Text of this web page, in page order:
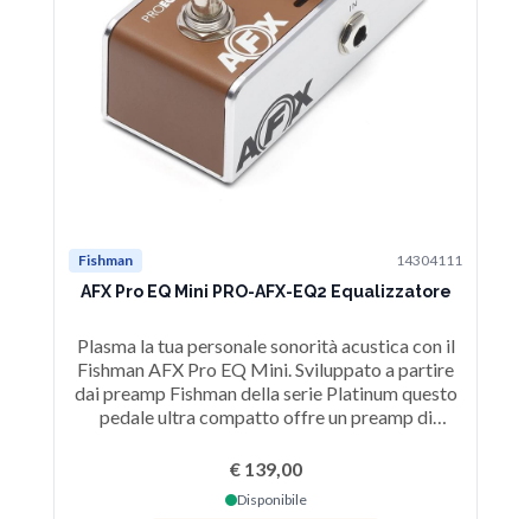
Fishman 14304111
AFX Pro EQ Mini PRO-AFX-EQ2 Equalizzatore
Plasma la tua personale sonorità acustica con il
Fishman AFX Pro EQ Mini. Sviluppato a partire
dai preamp Fishman della serie Platinum questo
pedale ultra compatto offre un preamp di
modo specifico per la chitarra acustica.
€ 139,00
Disponibile